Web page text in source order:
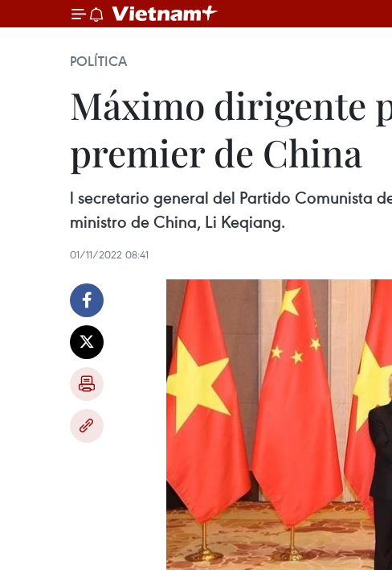
POLÍTICA
Máximo dirigente
premier de China
l secretario general del Partido Comunista
ministro de China, Li Keqiang.
01/11/2022 08:41